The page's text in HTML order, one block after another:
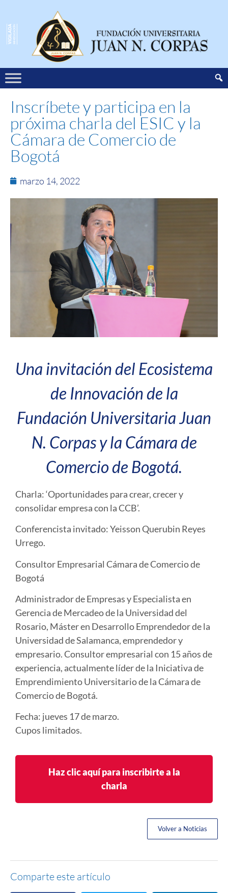
Inscríbete y participa en la
próxima charla del ESIC y la
Cámara de Comercio de
Bogotá
marzo 14, 2022
Una invitación del Ecosistema
de Innovación de la
Fundación Universitaria Juan
N. Corpas y la Cámara de
Comercio de Bogotá.
Charla: ‘Oportunidades para crear, crecer y
consolidar empresa con la CCB’.
Conferencista invitado: Yeisson Querubin Reyes
Urrego.
Consultor Empresarial Cámara de Comercio de
Bogotá
Administrador de Empresas y Especialista en
Gerencia de Mercadeo de la Universidad del
Rosario, Máster en Desarrollo Emprendedor de la
Universidad de Salamanca, emprendedor y
empresario. Consultor empresarial con 15 años de
experiencia, actualmente líder de la Iniciativa de
Emprendimiento Universitario de la Cámara de
Comercio de Bogotá.
Fecha: jueves 17 de marzo.
Cupos limitados.
Haz clic aquí para inscribirte a la
charla
Volver a Noticias
Comparte este artículo